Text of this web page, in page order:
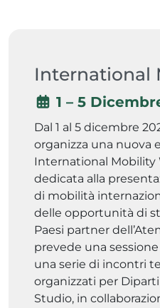
International
1 – 5
Dal 1 al 5 dicembre
organizza una nuova
International Mobility
dedicata alla
di mobilità
delle opportunità di
Paesi partner
prevede una
una serie di incontri
organizzati per
Studio, in